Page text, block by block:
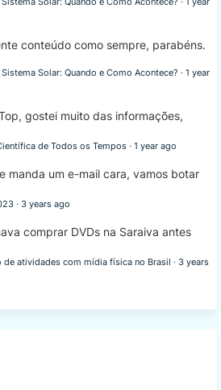
conteúdo como sempre, parabéns.
Solar: Quando e Como Acontece? · 1 year
gostei muito das informações,
de Todos os Tempos · 1 year ago
manda um e-mail cara, vamos botar
· 3 years ago
comprar DVDs na Saraiva antes
de atividades com mídia física no Brasil · 3 years